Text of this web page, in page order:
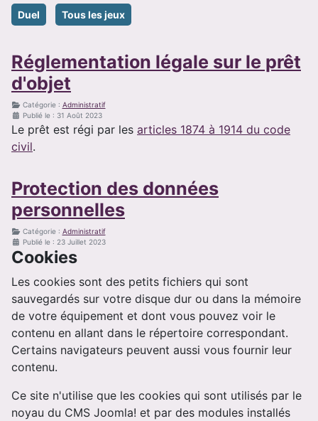
Duel Tous les jeux
Réglementation légale sur le prêt
d'objet
Catégorie : Administratif
Publié le : 31 Août 2023
Le prêt est régi par les articles 1874 à 1914 du code
civil.
Protection des données
personnelles
Catégorie : Administratif
Publié le : 23 Juillet 2023
Cookies
Les cookies sont des petits fichiers qui sont
sauvegardés sur votre disque dur ou dans la mémoire
de votre équipement et dont vous pouvez voir le
contenu en allant dans le répertoire correspondant.
Certains navigateurs peuvent aussi vous fournir leur
contenu.
Ce site n'utilise que les cookies qui sont utilisés par le
noyau du CMS Joomla! et par des modules installés